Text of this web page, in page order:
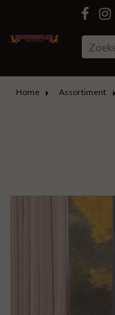
Home Assortiment